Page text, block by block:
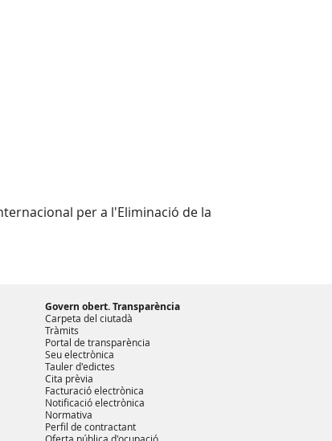
per a l'Eliminació de la
Govern obert. Transparència
Carpeta del ciutadà
Tràmits
Portal de transparència
Seu electrònica
Tauler d'edictes
Cita prèvia
Facturació electrònica
Notificació electrònica
Normativa
Perfil de contractant
Oferta pública d'ocupació